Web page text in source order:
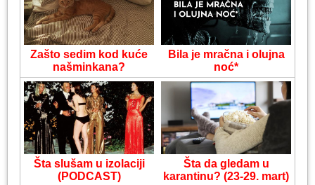
Zašto sedim kod kuće
našminkana?
Bila je mračna i olujna
noć*
Šta slušam u izolaciji
(PODCAST)
Šta da gledam u
karantinu? (23-29. mart)